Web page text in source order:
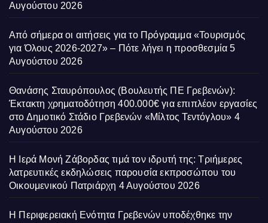
Αυγούστου 2026
Από σήμερα οι αιτήσεις για το Πρόγραμμα «Τουρισμός
για Όλους 2026-2027» – Πότε λήγει η προσθεσμία 5
Αυγούστου 2026
Θανάσης Σταυρόπουλος (Βουλευτής ΠΕ Γρεβενών):
Έκτακτη χρηματοδότηση 400.000€ για επιπλέον εργασίες
στο Δημοτικό Στάδιο Γρεβενών «Μίλτος Τεντόγλου» 4
Αυγούστου 2026
Η Ιερά Μονή Ζάβορδας τιμά τον ιδρυτή της: Τριήμερες
λατρευτικές εκδηλώσεις παρουσία εκπροσώπου του
Οικουμενικού Πατριάρχη 4 Αυγούστου 2026
Η Περιφερειακή Ενότητα Γρεβενών υποδέχθηκε την